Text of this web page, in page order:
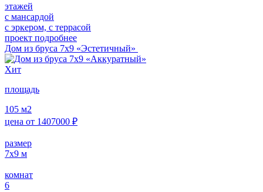
этажей
с мансардой
с эркером, с террасой
проект подробнее
Дом из бруса 7х9 «Эстетичный»
Хит
площадь
105 м2
цена от 1407000 ₽
размер
7х9 м
комнат
6